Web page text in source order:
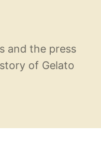
and the press
of Gelato